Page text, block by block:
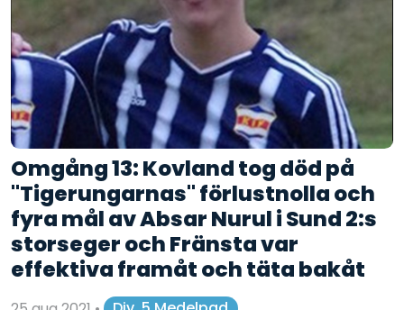
Omgång 13: Kovland tog död på
"Tigerungarnas" förlustnolla och
fyra mål av Absar Nurul i Sund 2:s
storseger och Fränsta var
effektiva framåt och täta bakåt